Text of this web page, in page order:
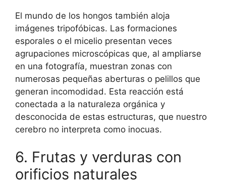
El mundo de los hongos también aloja
imágenes tripofóbicas. Las formaciones
esporales o el micelio presentan veces
agrupaciones microscópicas que, al ampliarse
en una fotografía, muestran zonas con
numerosas pequeñas aberturas o pelillos que
generan incomodidad. Esta reacción está
conectada a la naturaleza orgánica y
desconocida de estas estructuras, que nuestro
cerebro no interpreta como inocuas.
6. Frutas y verduras con
orificios naturales